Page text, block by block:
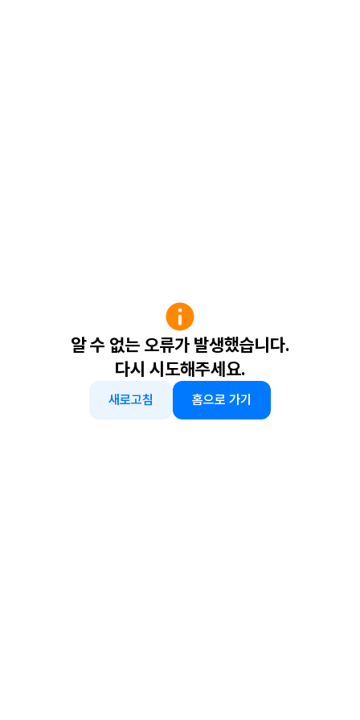
알 수 없는 오류가 발생했습니다.
다시 시도해주세요.
새로고침 홈으로 가기